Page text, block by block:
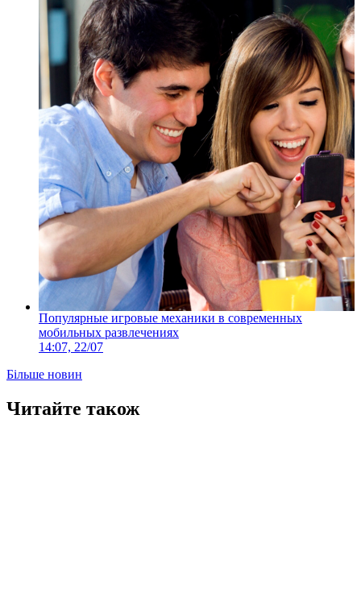
Популярные игровые механики в современных
мобильных развлечениях
14:07, 22/07
Більше новин
Читайте також